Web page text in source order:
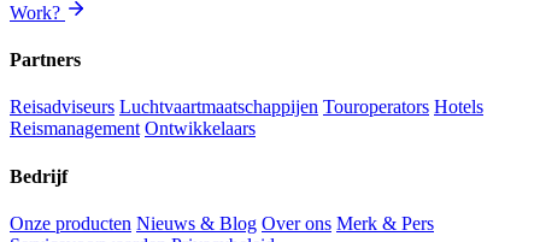
Work?
Partners
Reisadviseurs Luchtvaartmaatschappijen Touroperators Hotels
Reismanagement Ontwikkelaars
Bedrijf
Onze producten Nieuws & Blog Over ons Merk & Pers